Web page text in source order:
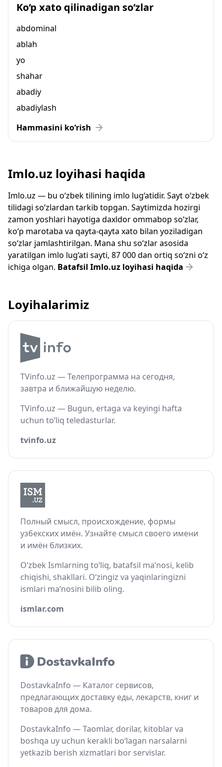
Ko‘p xato qilinadigan so‘zlar
abdominal
ablah
yo
shahar
abadiy
abadiylash
Hammasini ko‘rish
Imlo.uz loyihasi haqida
Imlo.uz — bu o‘zbek tilining imlo lug‘atidir. Sayt o‘zbek
tilidagi so‘zlardan tarkib topgan. Saytimizda hozirgi
zamon yoshlari hayotiga daxldor ommabop so‘zlar,
ko‘p marotaba va qayta-qayta xato bilan yoziladigan
so‘zlar jamlashtirilgan. Mana shu so‘zlar asosida
yaratilgan imlo lug‘ati sayti, 87 000 dan ortiq so‘zni o‘z
ichiga olgan. Batafsil Imlo.uz loyihasi haqida
Loyihalarimiz
TVinfo.uz — Телепрограмма на сегодня,
завтра и ближайшую неделю.
TVinfo.uz — Bugun, ertaga va keyingi hafta
uchun to‘liq teledasturlar.
tvinfo.uz
Полный смысл, происхождение, формы
узбекских имён. Узнайте смысл своего имени
и имён близких.
O‘zbek Ismlarning to‘liq, batafsil ma’nosi, kelib
chiqishi, shakllari. O‘zingiz va yaqinlaringizni
ismlari ma’nosini bilib oling.
ismlar.com
DostavkaInfo — Каталог сервисов,
предлагающих доставку еды, лекарств, книг и
товаров для дома.
DostavkaInfo — Taomlar, dorilar, kitoblar va
boshqa uy uchun kerakli bo‘lagan narsalarni
yetkazib berish xizmatlari bor servislar.